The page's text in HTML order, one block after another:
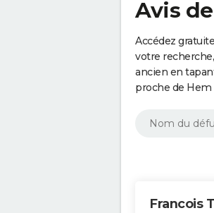
Avis
Accédez
votre
ancien en
proche de Hem
Francois